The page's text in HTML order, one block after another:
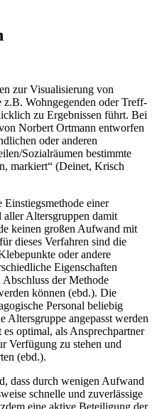
zur Visualisierung von
Wohngegenden oder Treff-
zu Ergebnissen führt. Bei
Norbert Ortmann entworfen
oder anderen
Sozialräumen bestimmte
markiert“ (Deinet, Krisch
Einstiegsmethode einer
aller Altersgruppen damit
keinen großen Aufwand mit
dieses Verfahren sind die
oder andere
Eigenschaften
der Methode
können (ebd.). Die
Personal beliebig
Altersgruppe angepasst werden
optimal, als Ansprechpartner
Verfügung zu stehen und
(ebd.).
dass durch wenigen Aufwand
schnelle und zuverlässige